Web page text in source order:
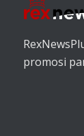
promosi